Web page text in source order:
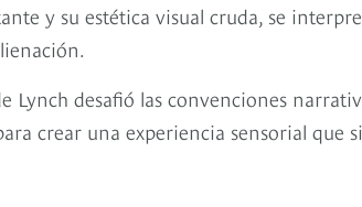
y su estética visual cruda, se
Lynch desafió las convenciones
crear una experiencia sensorial que